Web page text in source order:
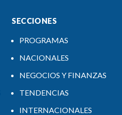
SECCIONES
PROGRAMAS
NACIONALES
NEGOCIOS Y FINANZAS
TENDENCIAS
INTERNACIONALES